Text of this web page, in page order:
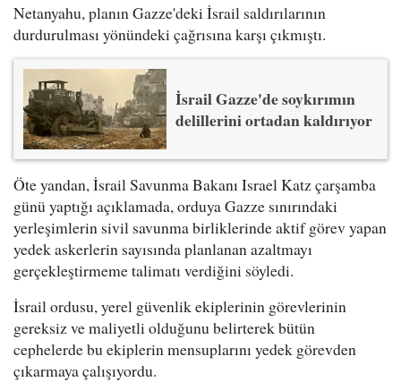
Netanyahu, planın Gazze'deki İsrail saldırılarının
durdurulması yönündeki çağrısına karşı çıkmıştı.
İsrail Gazze'de soykırımın
delillerini ortadan kaldırıyor
Öte yandan, İsrail Savunma Bakanı Israel Katz çarşamba
günü yaptığı açıklamada, orduya Gazze sınırındaki
yerleşimlerin sivil savunma birliklerinde aktif görev yapan
yedek askerlerin sayısında planlanan azaltmayı
gerçekleştirmeme talimatı verdiğini söyledi.
İsrail ordusu, yerel güvenlik ekiplerinin görevlerinin
gereksiz ve maliyetli olduğunu belirterek bütün
cephelerde bu ekiplerin mensuplarını yedek görevden
çıkarmaya çalışıyordu.